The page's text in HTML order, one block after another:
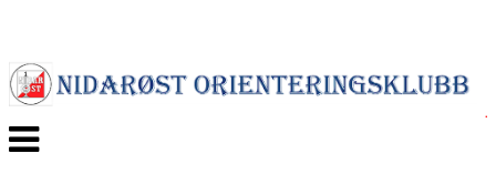
Veksle
navigasjon